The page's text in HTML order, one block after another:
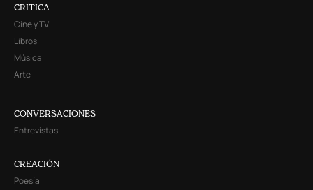
CRITICA
Cine y TV
Libros
Música
Arte
CONVERSACIONES
Entrevistas
CREACIÓN
Poesía